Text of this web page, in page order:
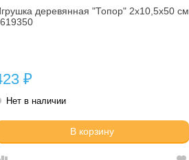
деревянная "Топор" 2х10,5х50 см
₽
Нет в наличии
В корзину